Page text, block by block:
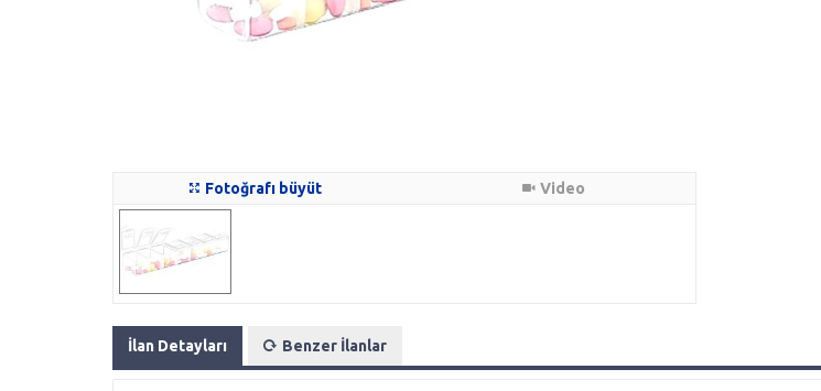
Fotoğrafı büyüt Video
İlan Detayları Benzer İlanlar